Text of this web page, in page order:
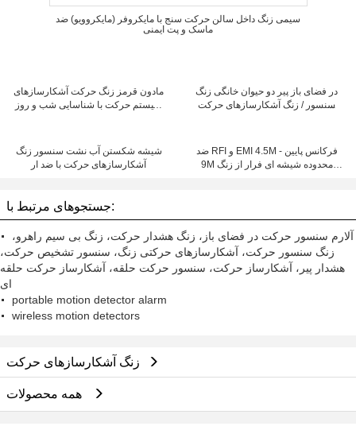
سیمی زنگ داخل سالن حرکت سنج با مایکروفر (مایکروویو) ضد
ماسک و پت ایمنی
مادون قرمز زنگ حرکت آشکارسازهای
سیستم حرکت با شناسایی شب و روز
در فضای باز پیر دو حیوان خانگی زنگ
سنسور / زنگ آشکارسازهای حرکت
شیشه شکستن آب نشت سنسور زنگ
آشکارسازهای حرکت با ضد ار
ضد RFI و EMI 4.5M فرکانس پایین -
9M محدوده شیشه ای فرار از زنگ
جستجوهای مرتبط با:
آلارم سنسور حرکت در فضای باز، زنگ هشدار حرکت، زنگ بی سیم راهرو،
زنگ سنسور حرکت، آشکارسازهای حرکتی زنگ، سنسور تشخیص حرکت،
هشدار پیر، آشکارساز حرکت، سنسور حرکت حلقه، آشکارساز حرکت حلقه
ای
portable motion detector alarm
wireless motion detectors
زنگ آشکارسازهای حرکت